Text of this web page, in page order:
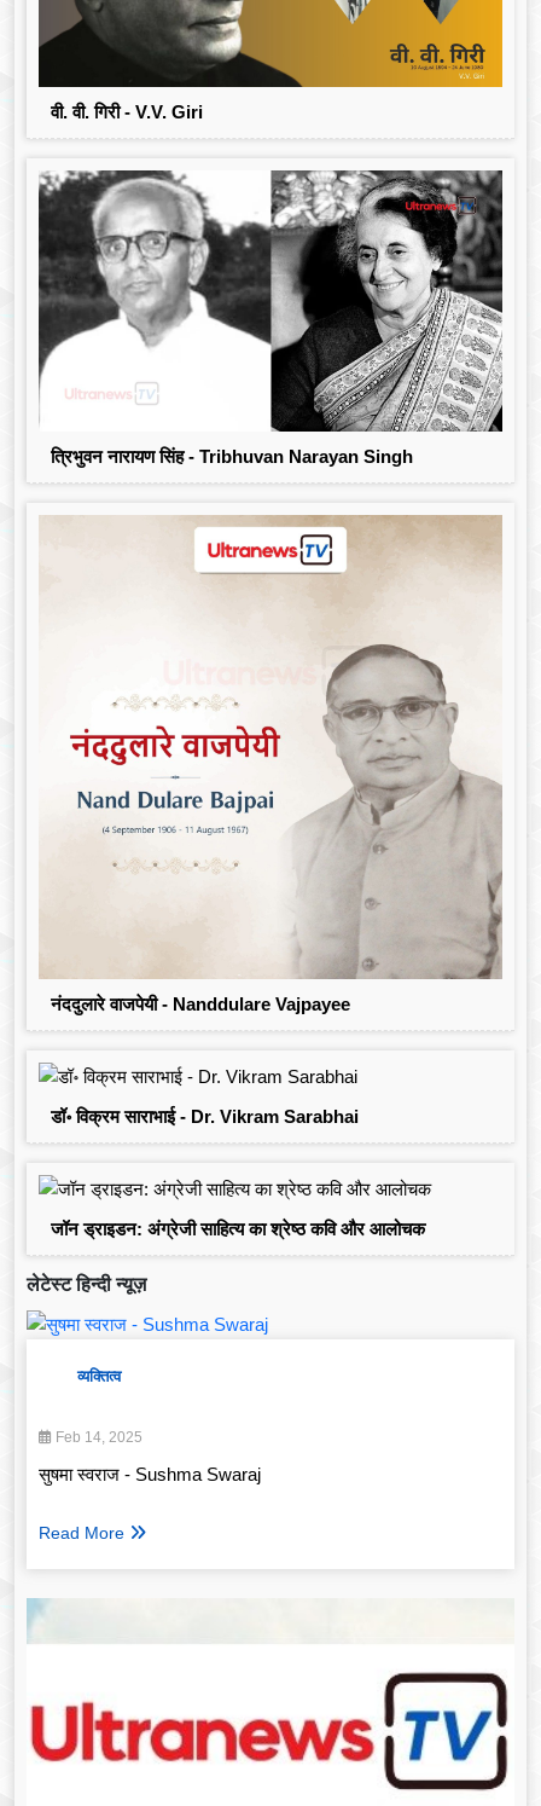
वी. वी. गिरी - V.V. Giri
त्रिभुवन नारायण सिंह - Tribhuvan Narayan Singh
नंददुलारे वाजपेयी - Nanddulare Vajpayee
डॉ॰ विक्रम साराभाई - Dr. Vikram Sarabhai
जॉन ड्राइडन: अंग्रेजी साहित्य का श्रेष्ठ कवि और आलोचक
लेटेस्ट हिन्दी न्यूज़
व्यक्तित्व
Feb 14, 2025
सुषमा स्वराज - Sushma Swaraj
Read More